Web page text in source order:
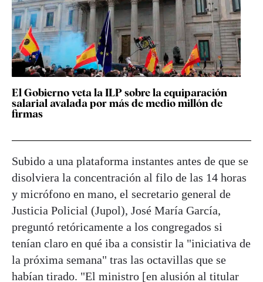
El Gobierno veta la ILP sobre la equiparación
salarial avalada por más de medio millón de
firmas
Subido a una plataforma instantes antes de que se
disolviera la concentración al filo de las 14 horas
y micrófono en mano, el secretario general de
Justicia Policial (Jupol), José María García,
preguntó retóricamente a los congregados si
tenían claro en qué iba a consistir la "iniciativa de
la próxima semana" tras las octavillas que se
habían tirado. "El ministro [en alusión al titular